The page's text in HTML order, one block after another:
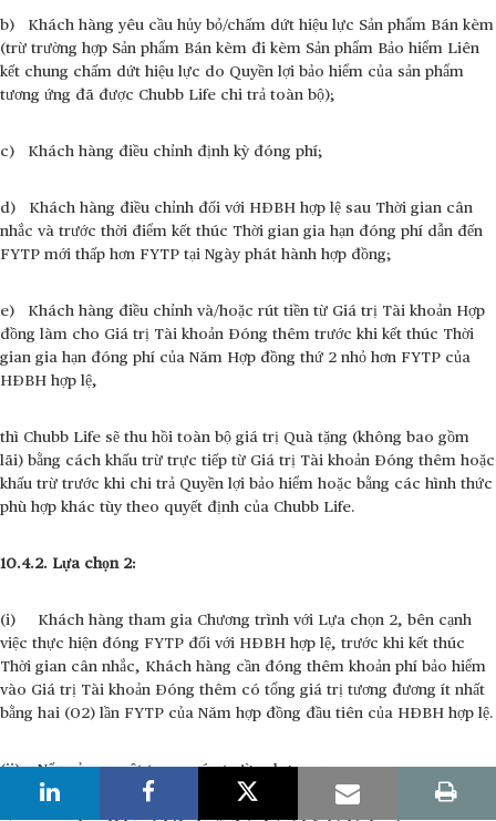
b) Khách hàng yêu cầu hủy bỏ/chấm dứt hiệu lực Sản phẩm Bán kèm
(trừ trường hợp Sản phẩm Bán kèm đi kèm Sản phẩm Bảo hiểm Liên
kết chung chấm dứt hiệu lực do Quyền lợi bảo hiểm của sản phẩm
tương ứng đã được Chubb Life chi trả toàn bộ);
c) Khách hàng điều chỉnh định kỳ đóng phí;
d) Khách hàng điều chỉnh đối với HĐBH hợp lệ sau Thời gian cân
nhắc và trước thời điểm kết thúc Thời gian gia hạn đóng phí dẫn đến
FYTP mới thấp hơn FYTP tại Ngày phát hành hợp đồng;
e) Khách hàng điều chỉnh và/hoặc rút tiền từ Giá trị Tài khoản Hợp
đồng làm cho Giá trị Tài khoản Đóng thêm trước khi kết thúc Thời
gian gia hạn đóng phí của Năm Hợp đồng thứ 2 nhỏ hơn FYTP của
HĐBH hợp lệ,
thì Chubb Life sẽ thu hồi toàn bộ giá trị Quà tặng (không bao gồm
lãi) bằng cách khấu trừ trực tiếp từ Giá trị Tài khoản Đóng thêm hoặc
khấu trừ trước khi chi trả Quyền lợi bảo hiểm hoặc bằng các hình thức
phù hợp khác tùy theo quyết định của Chubb Life.
10.4.2. Lựa chọn 2:
(i) Khách hàng tham gia Chương trình với Lựa chọn 2, bên cạnh
việc thực hiện đóng FYTP đối với HĐBH hợp lệ, trước khi kết thúc
Thời gian cân nhắc, Khách hàng cần đóng thêm khoản phí bảo hiểm
vào Giá trị Tài khoản Đóng thêm có tổng giá trị tương đương ít nhất
bằng hai (02) lần FYTP của Năm hợp đồng đầu tiên của HĐBH hợp lệ.
(ii) Nếu xảy ra một trong các trường hợp sau: